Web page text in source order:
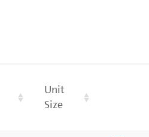
Unit
Size